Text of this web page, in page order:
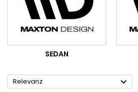
SEDAN
Relevanz 